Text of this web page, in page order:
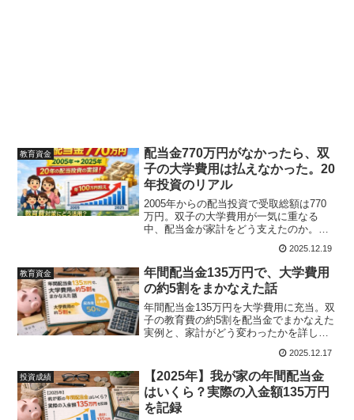
教育資金
配当金770万円がなかったら、双
子の大学費用は払えなかった。20
年投資のリアル
2005年からの配当投資で受取総額は770
万円。双子の大学費用が一気に重なる
中、配当金が家計をどう支えたのか。実
2025.12.19
教育資金
年間配当金135万円で、大学費用
の約5割をまかなえた話
年間配当金135万円を大学費用に充当。双
子の教育費の約5割を配当金でまかなえた
実例と、家計がどう変わったかを詳しく
2025.12.17
投資成績
【2025年】我が家の年間配当金
はいくら？実際の入金額135万円
を記録